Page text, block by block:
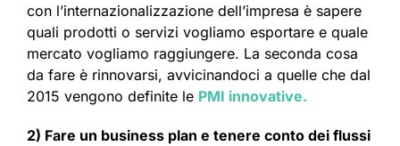
con l’internazionalizzazione dell’impresa è sapere
quali prodotti o servizi vogliamo esportare e quale
mercato vogliamo raggiungere. La seconda cosa
da fare è rinnovarsi, avvicinandoci a quelle che dal
2015 vengono definite le PMI innovative.
2) Fare un business plan e tenere conto dei flussi